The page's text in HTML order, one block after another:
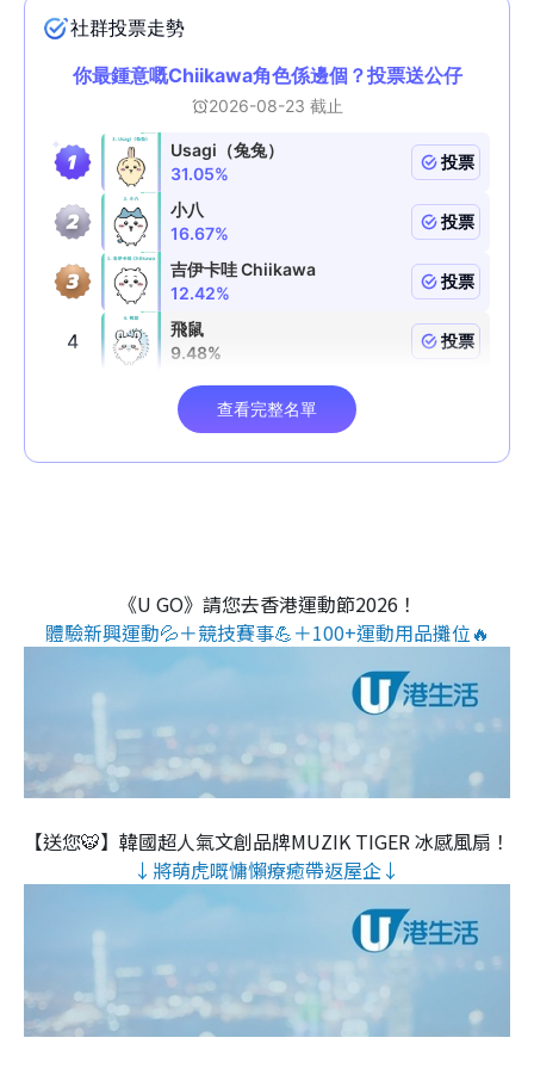
《U GO》請您去香港運動節2026！
體驗新興運動💦＋競技賽事💪＋100+運動用品攤位🔥
【送您🐯】韓國超人氣文創品牌MUZIK TIGER 冰感風扇！
↓將萌虎嘅慵懶療癒帶返屋企↓